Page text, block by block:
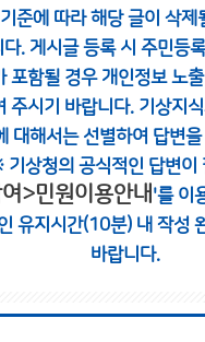
준에 따라 해당 글이 삭제
다. 게시글 등록 시 주민등
포함될 경우 개인정보 노
주시기 바랍니다. 기상지
대해서는 선별하여 답변
상청의 공식적인 답변이
>민원이용안내 '를 이
유지시간(10분) 내 작성
바랍니다.